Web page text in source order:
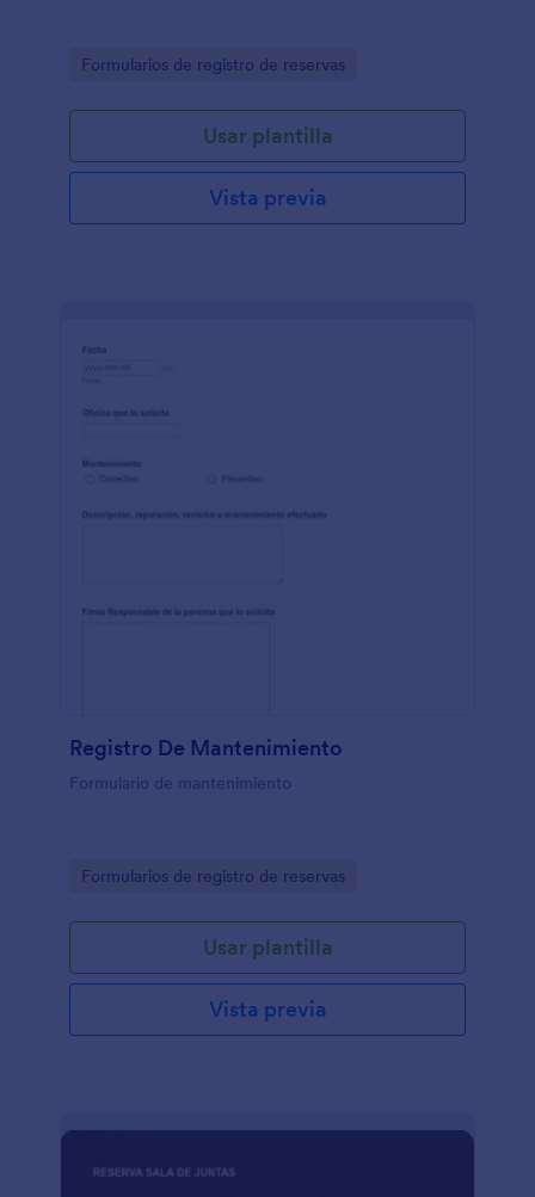
Go to Category:
Formularios de registro de reservas
Usar plantilla
Vista previa
Registro De Mantenimiento
Formulario de mantenimiento
Go to Category:
Formularios de registro de reservas
Usar plantilla
Vista previa